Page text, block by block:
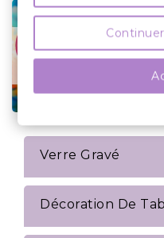
Verre Gravé
Décoration De